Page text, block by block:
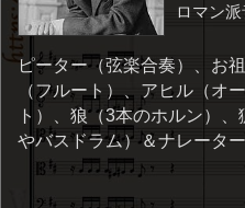
ロマン
ピーター（弦楽合奏）、お
（フルート）、アヒル（オ
ト）、狼（3本のホルン）
やバスドラム）＆ナレーター